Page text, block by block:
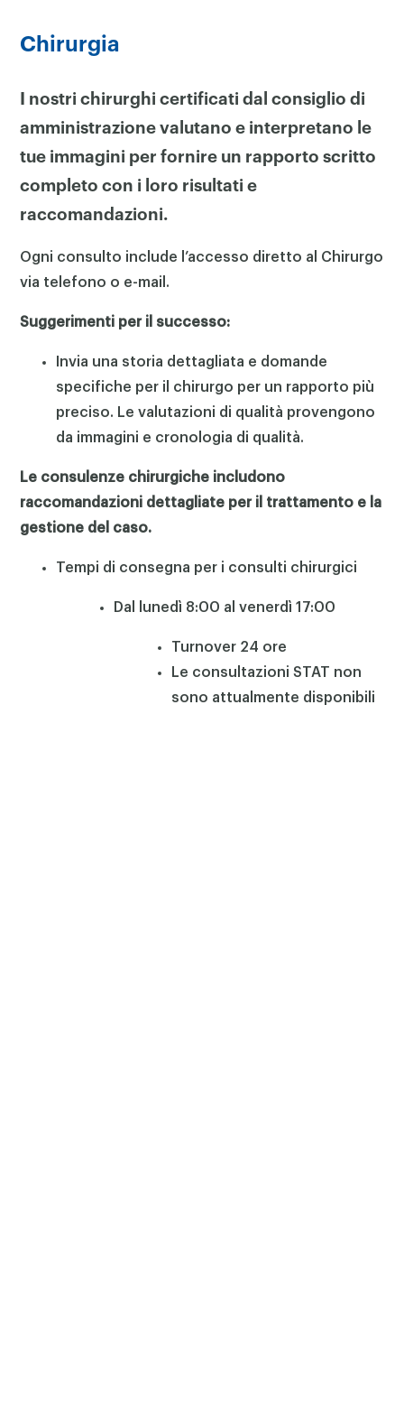
Chirurgia
I nostri chirurghi certificati dal consiglio di
amministrazione valutano e interpretano le
tue immagini per fornire un rapporto scritto
completo con i loro risultati e
raccomandazioni.
Ogni consulto include l’accesso diretto al Chirurgo
via telefono o e-mail.
Suggerimenti per il successo:
Invia una storia dettagliata e domande
specifiche per il chirurgo per un rapporto più
preciso. Le valutazioni di qualità provengono
da immagini e cronologia di qualità.
Le consulenze chirurgiche includono
raccomandazioni dettagliate per il trattamento e la
gestione del caso.
Tempi di consegna per i consulti chirurgici
Dal lunedì 8:00 al venerdì 17:00
Turnover 24 ore
Le consultazioni STAT non
sono attualmente disponibili